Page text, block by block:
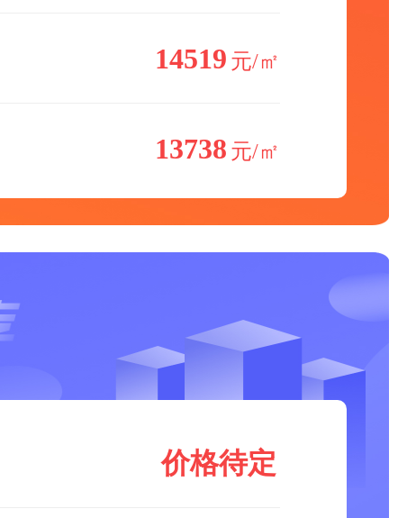
14519 元/㎡
13738 元/㎡
价格待定